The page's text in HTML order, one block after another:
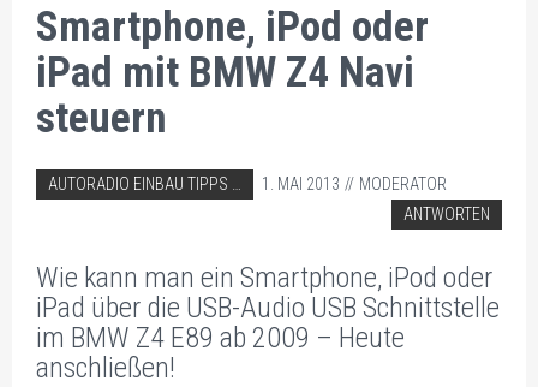
Smartphone, iPod oder
iPad mit BMW Z4 Navi
steuern
ABGELEGT IN:
AUTORADIO EINBAU TIPPS
1. MAI 2013
MODERATOR
ANTWORTEN
Wie kann man ein Smartphone, iPod oder
iPad über die USB-Audio USB Schnittstelle
im BMW Z4 E89 ab 2009 – Heute
anschließen!